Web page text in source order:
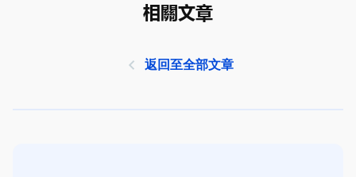
相關文章
返回至全部文章